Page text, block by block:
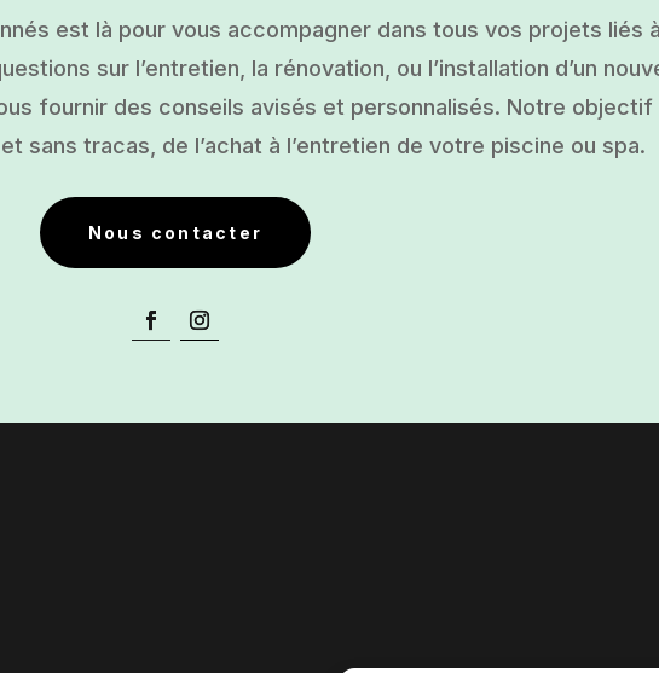
est là pour vous accompagner dans tous vos projets liés
sur l’entretien, la rénovation, ou l’installation d’un
fournir des conseils avisés et personnalisés. Notre
sans tracas, de l’achat à l’entretien de votre piscine ou spa.
Nous contacter